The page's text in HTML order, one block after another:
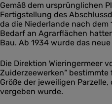
Gemäß dem ursprünglichen
Fertigstellung des
da die Niederlande nach dem
Bedarf an Agrarflächen
Bau. Ab 1934 wurde das
Die Direktion Wieringermeer
Zuiderzeewerken“
Größe der jeweiligen
vergeben wurde.